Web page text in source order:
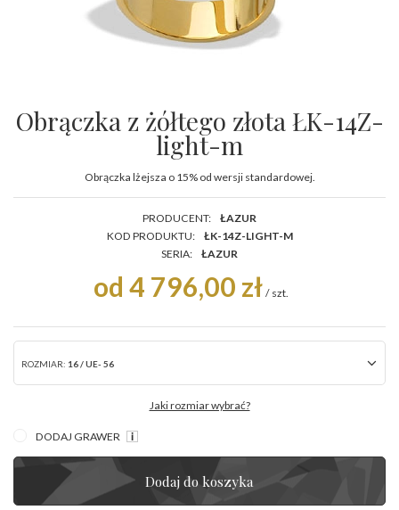
Obrączka z żółtego złota ŁK-14Z-
light-m
Obrączka lżejsza o 15% od wersji standardowej.
PRODUCENT:
ŁAZUR
KOD PRODUKTU:
ŁK-14Z-LIGHT-M
SERIA:
ŁAZUR
od 4 796,00 zł / szt.
ROZMIAR: 16 / UE- 56
Jaki rozmiar wybrać?
DODAJ GRAWER
Dodaj do koszyka